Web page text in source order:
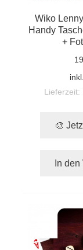
Wiko
Handy
+
Lieferzeit:
🎨
In